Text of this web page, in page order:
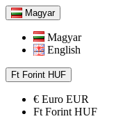
Magyar
Magyar
English
Ft Forint HUF
€ Euro EUR
Ft Forint HUF